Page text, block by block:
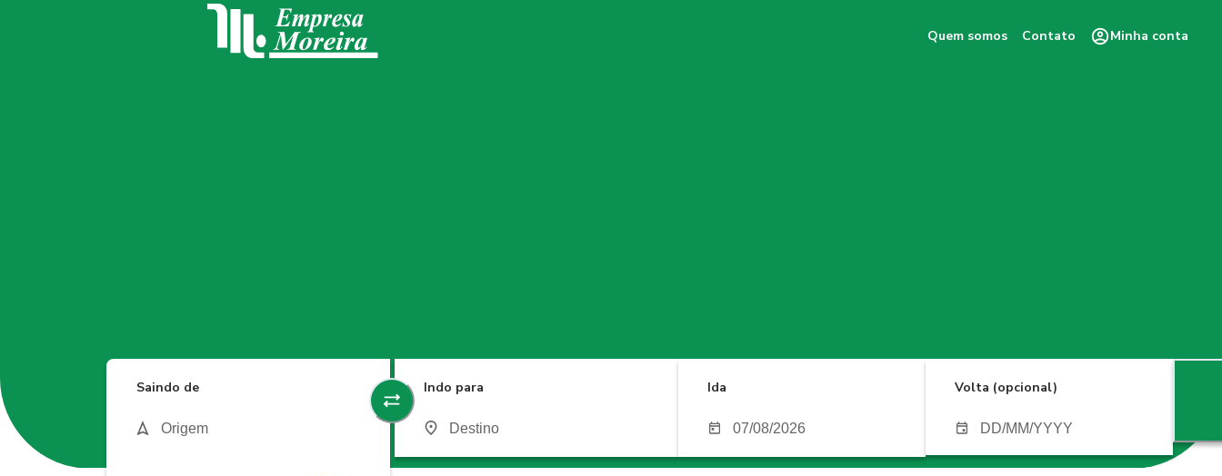
Quem somos Contato Minha conta
Saindo de Indo para Ida Volta (opcional)